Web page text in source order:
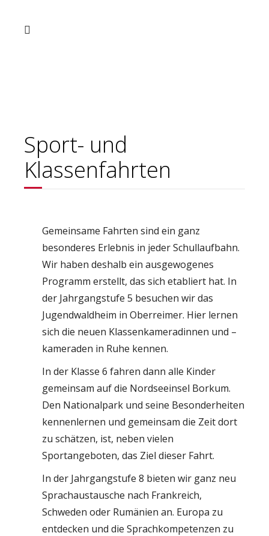
Sport- und
Klassenfahrten
Gemeinsame Fahrten sind ein ganz
besonderes Erlebnis in jeder Schullaufbahn.
Wir haben deshalb ein ausgewogenes
Programm erstellt, das sich etabliert hat. In
der Jahrgangstufe 5 besuchen wir das
Jugendwaldheim in Oberreimer. Hier lernen
sich die neuen Klassenkameradinnen und –
kameraden in Ruhe kennen.
In der Klasse 6 fahren dann alle Kinder
gemeinsam auf die Nordseeinsel Borkum.
Den Nationalpark und seine Besonderheiten
kennenlernen und gemeinsam die Zeit dort
zu schätzen, ist, neben vielen
Sportangeboten, das Ziel dieser Fahrt.
In der Jahrgangstufe 8 bieten wir ganz neu
Sprachaustausche nach Frankreich,
Schweden oder Rumänien an. Europa zu
entdecken und die Sprachkompetenzen zu